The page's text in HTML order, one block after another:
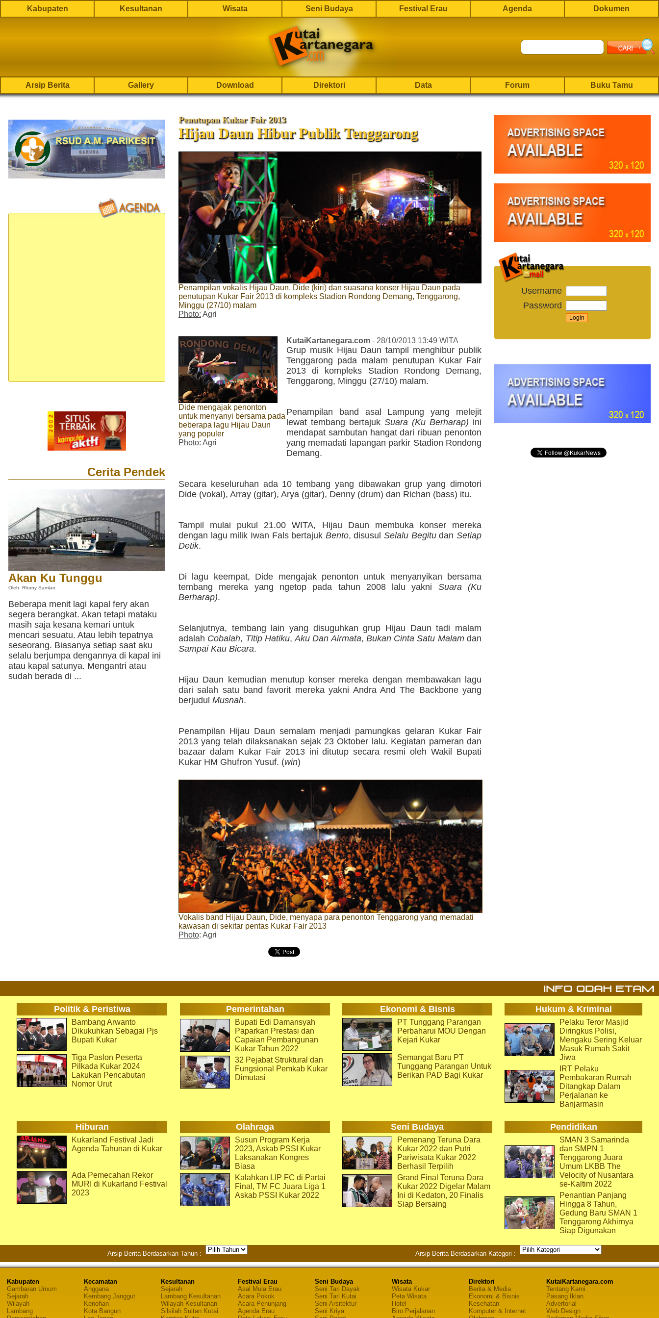
Kabupaten Kesultanan Wisata Seni Budaya Festival Erau Agenda Dokumen
Arsip Berita Gallery Download Direktori Data Forum Buku Tamu
Cerita Pendek
Akan Ku Tunggu
Oleh: Rhony Samlan
Beberapa menit lagi kapal fery akan
segera berangkat. Akan tetapi mataku
masih saja kesana kemari untuk
mencari sesuatu. Atau lebih tepatnya
seseorang. Biasanya setiap saat aku
selalu berjumpa dengannya di kapal ini
atau kapal satunya. Mengantri atau
sudah berada di ...
Penutupan Kukar Fair 2013
Hijau Daun Hibur Publik Tenggarong
Penampilan vokalis Hijau Daun, Dide (kiri) dan suasana konser Hijau Daun pada
penutupan Kukar Fair 2013 di kompleks Stadion Rondong Demang, Tenggarong,
Minggu (27/10) malam
Photo: Agri
Dide mengajak penonton
untuk menyanyi bersama pada
beberapa lagu Hijau Daun
yang populer
Photo: Agri
KutaiKartanegara.com - 28/10/2013 13:49 WITA
Grup musik Hijau Daun tampil menghibur publik
Tenggarong pada malam penutupan Kukar Fair
2013 di kompleks Stadion Rondong Demang,
Tenggarong, Minggu (27/10) malam.
Penampilan band asal Lampung yang melejit
lewat tembang bertajuk Suara (Ku Berharap) ini
mendapat sambutan hangat dari ribuan penonton
yang memadati lapangan parkir Stadion Rondong
Demang.
Secara keseluruhan ada 10 tembang yang dibawakan grup yang dimotori
Dide (vokal), Array (gitar), Arya (gitar), Denny (drum) dan Richan (bass) itu.
Tampil mulai pukul 21.00 WITA, Hijau Daun membuka konser mereka
dengan lagu milik Iwan Fals bertajuk Bento, disusulSelalu BegitudanSetiap
Detik.
Di lagu keempat, Dide mengajak penonton untuk menyanyikan bersama
tembang mereka yang ngetop pada tahun 2008 lalu yakni Suara (Ku
Berharap).
Selanjutnya, tembang lain yang disuguhkan grup Hijau Daun tadi malam
adalah Cobalah, Titip Hatiku,Aku Dan Airmata, Bukan Cinta Satu Malamdan
Sampai Kau Bicara.
Hijau Daun kemudian menutup konser mereka dengan membawakan lagu
dari salah satu band favorit mereka yakni Andra And The Backbone yang
berjudul Musnah.
Penampilan Hijau Daun semalam menjadi pamungkas gelaran Kukar Fair
2013 yang telah dilaksanakan sejak 23 Oktober lalu. Kegiatan pameran dan
bazaar dalam Kukar Fair 2013 ini ditutup secara resmi oleh Wakil Bupati
Kukar HM Ghufron Yusuf. (win)
Vokalis band Hijau Daun, Dide, menyapa para penonton Tenggarong yang memadati
kawasan di sekitar pentas Kukar Fair 2013
Photo: Agri
Username
Password
Politik & Peristiwa Pemerintahan Ekonomi & Bisnis Hukum & Kriminal
Bambang Arwanto
Dikukuhkan Sebagai Pjs
Bupati Kukar
Tiga Paslon Peserta
Pilkada Kukar 2024
Lakukan Pencabutan
Nomor Urut
Bupati Edi Damansyah
Paparkan Prestasi dan
Capaian Pembangunan
Kukar Tahun 2022
32 Pejabat Struktural dan
Fungsional Pemkab Kukar
Dimutasi
PT Tunggang Parangan
Perbaharui MOU Dengan
Kejari Kukar
Semangat Baru PT
Tunggang Parangan Untuk
Berikan PAD Bagi Kukar
Pelaku Teror Masjid
Diringkus Polisi,
Mengaku Sering Keluar
Masuk Rumah Sakit
Jiwa
IRT Pelaku
Pembakaran Rumah
Ditangkap Dalam
Perjalanan ke
Banjarmasin
Hiburan Olahraga Seni Budaya Pendidikan
Kukarland Festival Jadi
Agenda Tahunan di Kukar
Ada Pemecahan Rekor
MURI di Kukarland Festival
2023
Susun Program Kerja
2023, Askab PSSI Kukar
Laksanakan Kongres
Biasa
Kalahkan LIP FC di Partai
Final, TM FC Juara Liga 1
Askab PSSI Kukar 2022
Pemenang Teruna Dara
Kukar 2022 dan Putri
Pariwisata Kukar 2022
Berhasil Terpilih
Grand Final Teruna Dara
Kukar 2022 Digelar Malam
Ini di Kedaton, 20 Finalis
Siap Bersaing
SMAN 3 Samarinda
dan SMPN 1
Tenggarong Juara
Umum LKBB The
Velocity of Nusantara
se-Kaltim 2022
Penantian Panjang
Hingga 8 Tahun,
Gedung Baru SMAN 1
Tenggarong Akhirnya
Siap Digunakan
Arsip Berita Berdasarkan Tahun : Arsip Berita Berdasarkan Kategori :
Kabupaten
Gambaran Umum
Sejarah
Wilayah
Lambang
Kecamatan
Anggana
Kembang Janggut
Kenohan
Kota Bangun
Kesultanan
Sejarah
Lambang Kesultanan
Wilayah Kesultanan
Silsilah Sultan Kutai
Festival Erau
Asal Mula Erau
Acara Pokok
Acara Penunjang
Agenda Erau
Seni Budaya
Seni Tari Dayak
Seni Tari Kutai
Seni Arsitektur
Seni Kriya
Wisata
Wisata Kukar
Peta Wisata
Hotel
Biro Perjalanan
Direktori
Berita & Media
Ekonomi & Bisnis
Kesehatan
Komputer & Internet
KutaiKartanegara.com
Tentang Kami
Pasang Iklan
Advertorial
Web Design